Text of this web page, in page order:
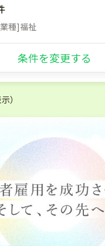
種]福祉
条件を変更する
）